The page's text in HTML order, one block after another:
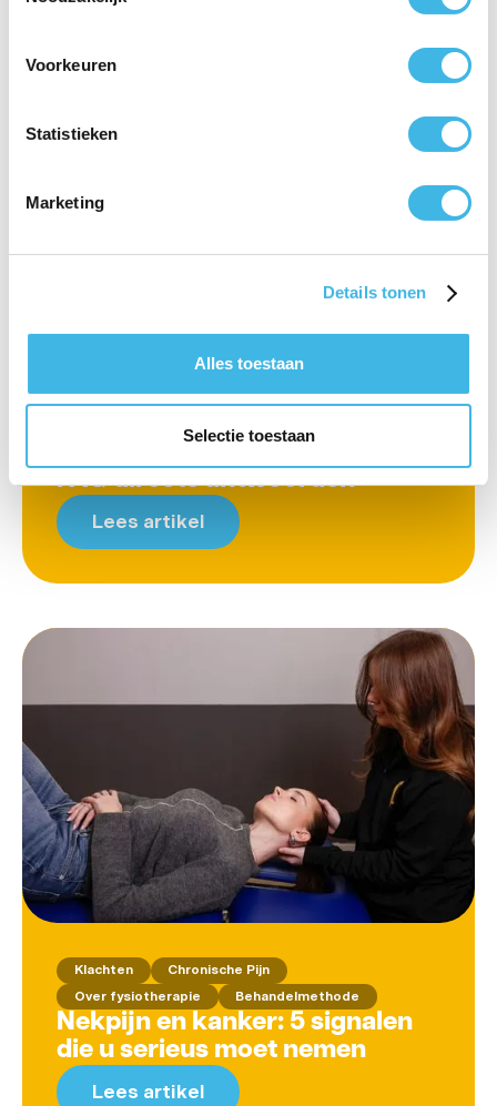
Voorkeuren
Statistieken
Marketing
Details tonen
Alles toestaan
Selectie toestaan
Over fysiotherapie
FAQ directe antwoorden
Lees artikel
Klachten
Chronische Pijn
Over fysiotherapie
Behandelmethode
Nekpijn en kanker: 5 signalen
die u serieus moet nemen
Lees artikel